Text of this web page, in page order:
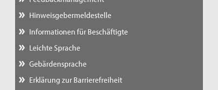
Hinweisgebermeldestelle
Informationen für Beschäftigte
Leichte Sprache
Gebärdensprache
Erklärung zur Barrierefreiheit